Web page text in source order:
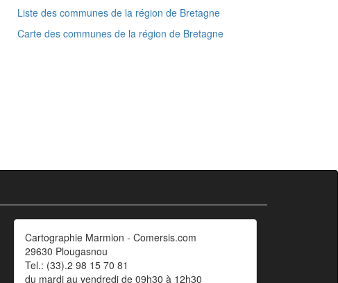
Liste des communes de la région de Bretagne
Carte des communes de la région de Bretagne
Cartographie Marmion - Comersis.com
29630 Plougasnou
Tel.: (33).2 98 15 70 81
du mardi au vendredi de 09h30 à 12h30